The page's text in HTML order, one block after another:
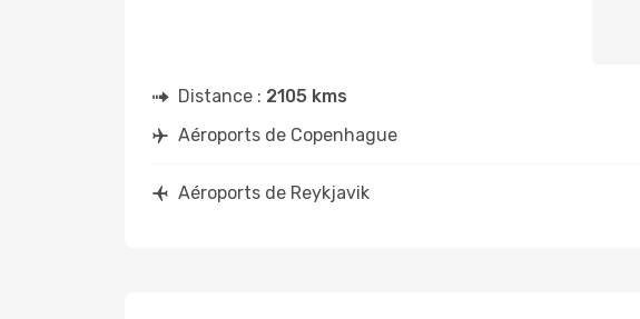
Distance : 2105 kms
Aéroports de Copenhague
Aéroports de Reykjavik